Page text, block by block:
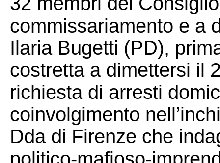
commissariamento e a
Ilaria Bugetti (PD),
costretta a dimettersi il
richiesta di arresti
coinvolgimento
Dda di Firenze che
politico-mafioso-